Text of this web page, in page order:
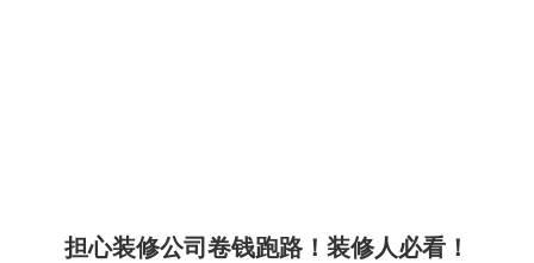
担心装修公司卷钱跑路！装修人必看！